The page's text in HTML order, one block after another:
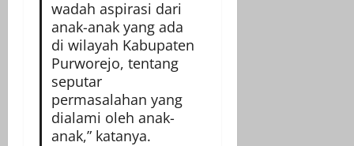
wadah aspirasi dari
anak-anak yang ada
di wilayah Kabupaten
Purworejo, tentang
seputar
permasalahan yang
dialami oleh anak-
anak,” katanya.